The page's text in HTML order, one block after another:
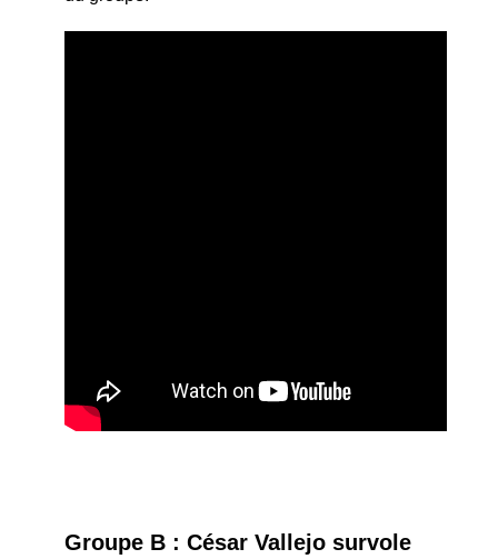
Groupe B : César Vallejo survole